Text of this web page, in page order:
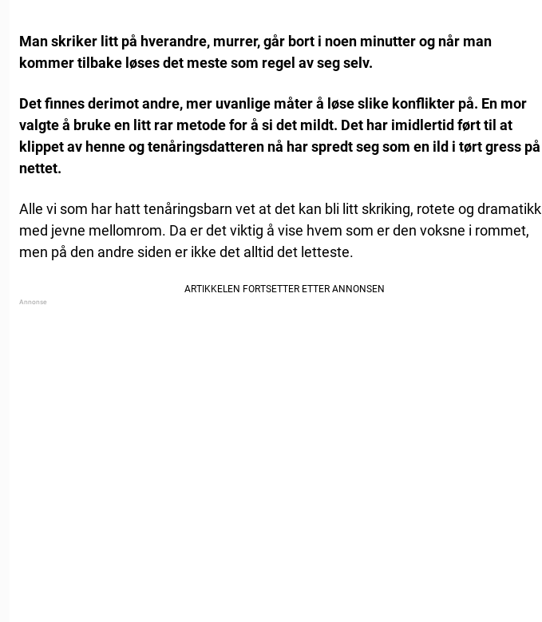
Man skriker litt på hverandre, murrer, går bort i noen minutter og når man
kommer tilbake løses det meste som regel av seg selv.
Det finnes derimot andre, mer uvanlige måter å løse slike konflikter på. En mor
valgte å bruke en litt rar metode for å si det mildt. Det har imidlertid ført til at
klippet av henne og tenåringsdatteren nå har spredt seg som en ild i tørt gress på
nettet.
Alle vi som har hatt tenåringsbarn vet at det kan bli litt skriking, rotete og dramatikk
med jevne mellomrom. Da er det viktig å vise hvem som er den voksne i rommet,
men på den andre siden er ikke det alltid det letteste.